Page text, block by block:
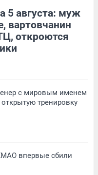
5 августа: муж
вартовчанин
откроются
с мировым именем
тренировку
впервые сбили